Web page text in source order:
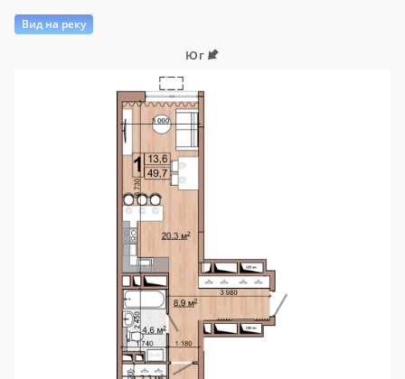
Вид на реку
Юг